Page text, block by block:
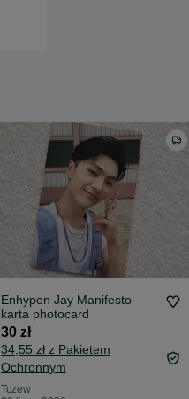
Enhypen Jay Manifesto
karta photocard
30 zł
34,55 zł z Pakietem
Ochronnym
Tczew